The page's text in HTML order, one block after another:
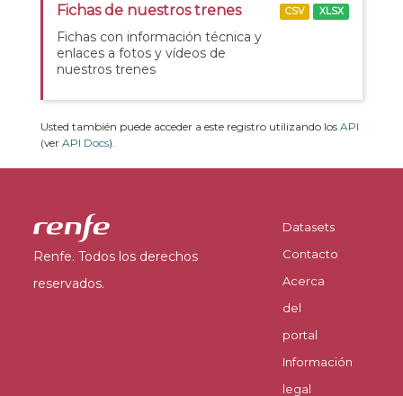
Fichas de nuestros trenes
Fichas con información técnica y
enlaces a fotos y vídeos de
nuestros trenes
CSV XLSX
Usted también puede acceder a este registro utilizando los API
(ver API Docs).
Renfe. Todos los derechos
reservados.
Datasets
Contacto
Acerca
del
portal
Información
legal